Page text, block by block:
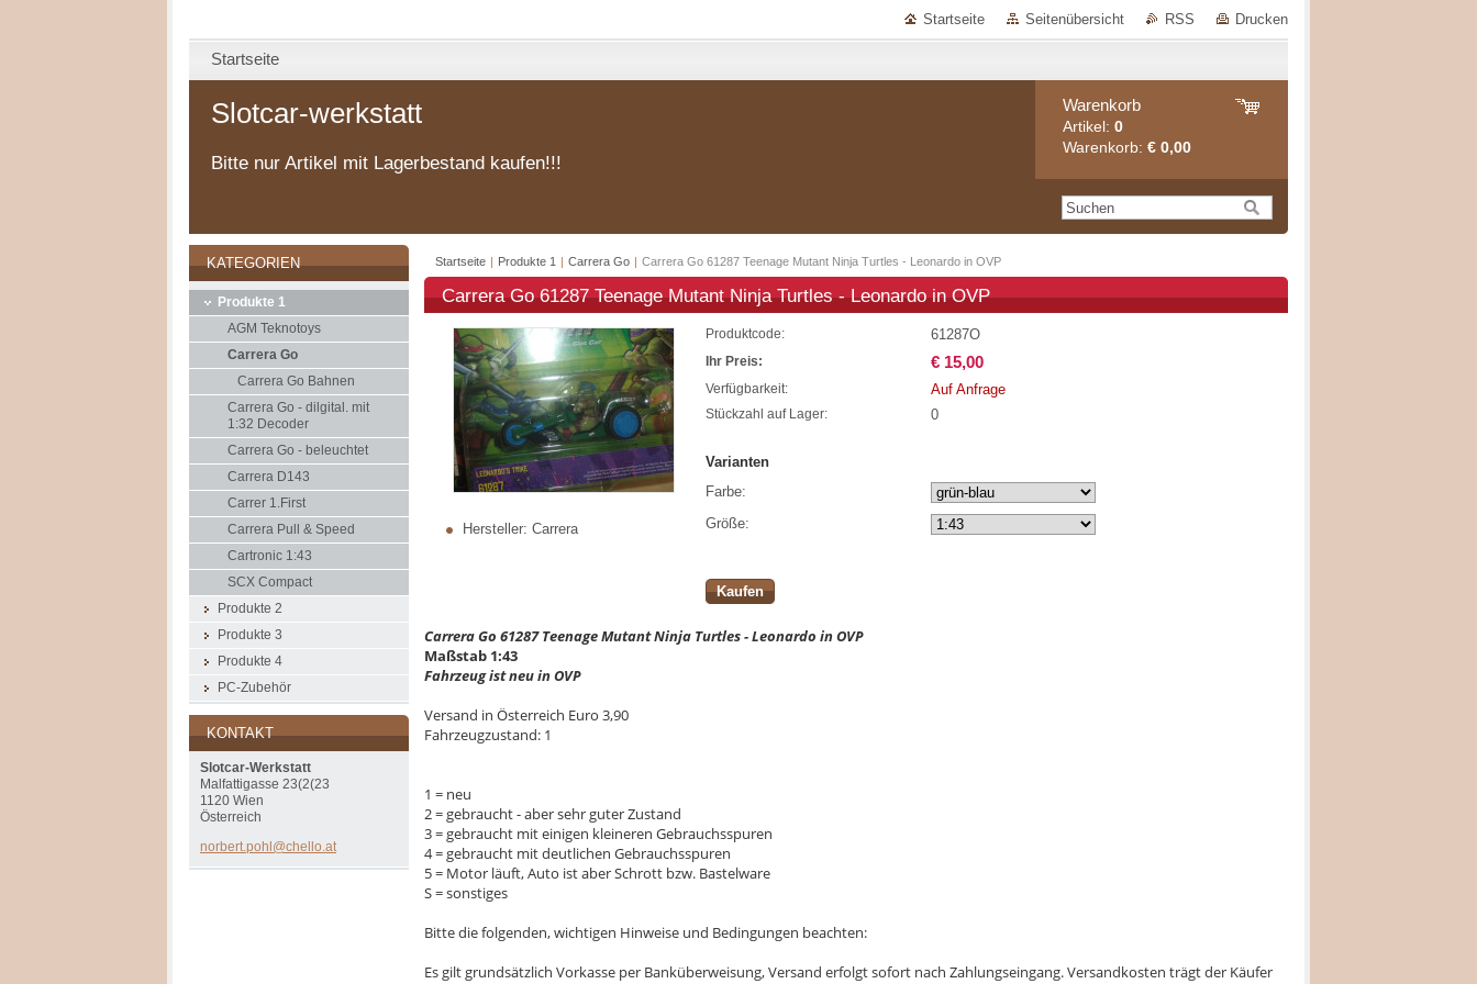
Startseite Seitenübersicht RSS Drucken
Startseite
Slotcar-werkstatt
Bitte nur Artikel mit Lagerbestand kaufen!!!
Warenkorb
Artikel: 0
Warenkorb: € 0,00
Startseite | Produkte 1 | Carrera Go | Carrera Go 61287 Teenage Mutant Ninja Turtles - Leonardo in OVP
Carrera Go 61287 Teenage Mutant Ninja Turtles - Leonardo in OVP
Hersteller: Carrera
Produktcode: 61287O
Ihr Preis: € 15,00
Verfügbarkeit: Auf Anfrage
Stückzahl auf Lager: 0
Varianten
Farbe:
Größe:
Kaufen
Carrera Go 61287 Teenage Mutant Ninja Turtles - Leonardo in OVP
Maßstab 1:43
Fahrzeug ist neu in OVP
Versand in Österreich Euro 3,90
Fahrzeugzustand: 1
1 = neu
2 = gebraucht - aber sehr guter Zustand
3 = gebraucht mit einigen kleineren Gebrauchsspuren
4 = gebraucht mit deutlichen Gebrauchsspuren
5 = Motor läuft, Auto ist aber Schrott bzw. Bastelware
S = sonstiges
Bitte die folgenden, wichtigen Hinweise und Bedingungen beachten:
Es gilt grundsätzlich Vorkasse per Banküberweisung, Versand erfolgt sofort nach Zahlungseingang. Versandkosten trägt der Käufer
KATEGORIEN
Produkte 1
AGM Teknotoys
Carrera Go
Carrera Go Bahnen
Carrera Go - dilgital. mit
1:32 Decoder
Carrera Go - beleuchtet
Carrera D143
Carrer 1.First
Carrera Pull & Speed
Cartronic 1:43
SCX Compact
Produkte 2
Produkte 3
Produkte 4
PC-Zubehör
KONTAKT
Slotcar-Werkstatt
Malfattigasse 23(2(23
1120 Wien
Österreich
norbert. pohl@che llo.at